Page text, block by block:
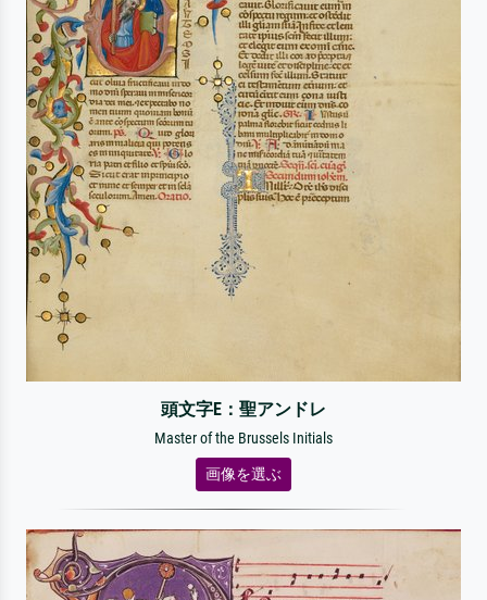
頭文字E：聖アンドレ
Master of the Brussels Initials
画像を選ぶ